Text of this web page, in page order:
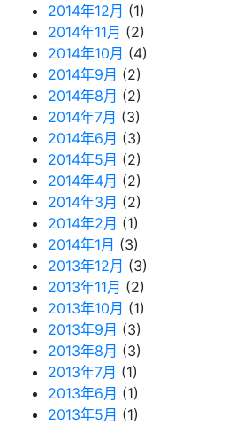
2014年12月 (1)
2014年11月 (2)
2014年10月 (4)
2014年9月 (2)
2014年8月 (2)
2014年7月 (3)
2014年6月 (3)
2014年5月 (2)
2014年4月 (2)
2014年3月 (2)
2014年2月 (1)
2014年1月 (3)
2013年12月 (3)
2013年11月 (2)
2013年10月 (1)
2013年9月 (3)
2013年8月 (3)
2013年7月 (1)
2013年6月 (1)
2013年5月 (1)